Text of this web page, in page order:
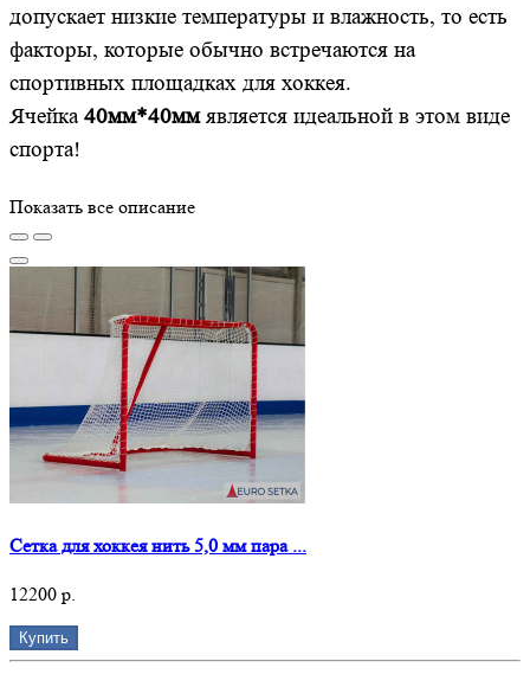
допускает низкие температуры и влажность, то есть
факторы, которые обычно встречаются на
спортивных площадках для хоккея.
Ячейка40мм*40ммявляется идеальной в этом виде
спорта!
Показать все описание
Сетка для хоккея нить 5,0 мм пара ...
12200 р.
Купить